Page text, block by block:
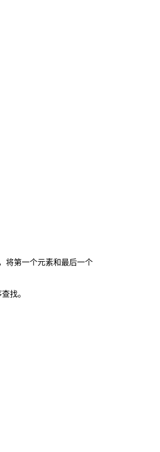
将第一个元素和最后一个
找。